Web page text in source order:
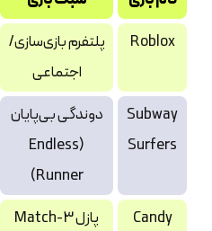
Roblox
پلتفرم بازی‌سازی/
اجتماعی
Subway
Surfers
دوندگی بی‌پایان
(Endless
Runner)
Candy
پازل Match-3